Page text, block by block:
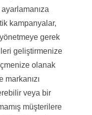
kampanyalar,
gerek
geliştirmenize
olanak
markanızı
veya bir
müşterilere